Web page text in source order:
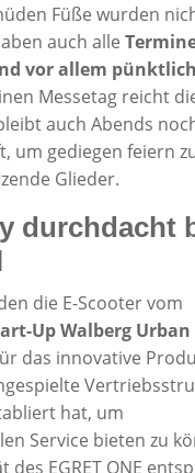
Füße wurden
auch alle
vor allem pünktlich
Messetag reicht
auch Abends
um gediegen feiern
Glieder.
durchdacht
die E-Scooter vom
Up Walberg Urban
das innovative
hat, um
Service bieten zu
des EGRET ONE